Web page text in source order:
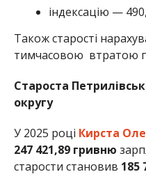
індексацію —
Також старості
тимчасовою втратою
Староста
округу
У 2025 році Кирста
247 421,89 гривню
старости становив 185